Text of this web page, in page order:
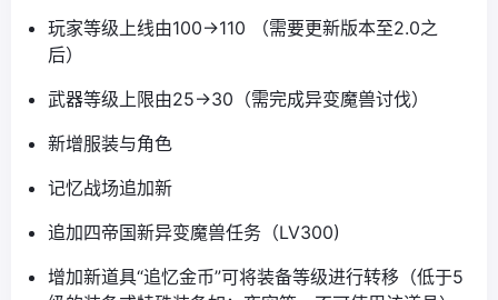
玩家等级上线由100→110 （需要更新版本至2.0之
后）
武器等级上限由25→30（需完成异变魔兽讨伐）
新增服装与角色
记忆战场追加新
追加四帝国新异变魔兽任务（LV300)
增加新道具“追忆金币”可将装备等级进行转移（低于5